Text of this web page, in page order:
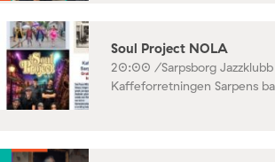
Soul Project NOLA
20:00 /Sarpsborg
Kaffeforretningen Sarpens